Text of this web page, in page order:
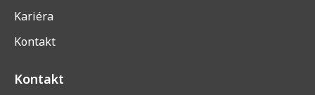
Kariéra
Kontakt
Kontakt